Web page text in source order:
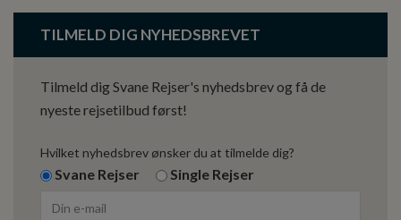
TILMELD DIG NYHEDSBREVET
Tilmeld dig Svane Rejser's nyhedsbrev og få de
nyeste rejsetilbud først!
Hvilket nyhedsbrev ønsker du at tilmelde dig?
Svane Rejser Single Rejser